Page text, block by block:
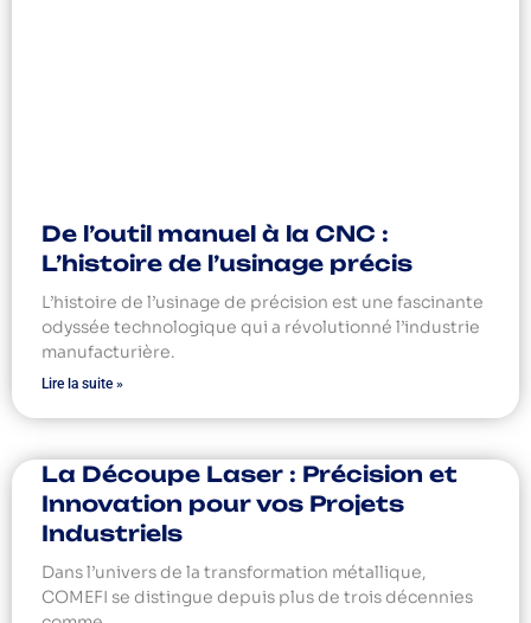
De l’outil manuel à la CNC :
L’histoire de l’usinage précis
L’histoire de l’usinage de précision est une fascinante
odyssée technologique qui a révolutionné l’industrie
manufacturière.
Lire la suite »
La Découpe Laser : Précision et
Innovation pour vos Projets
Industriels
Dans l’univers de la transformation métallique,
COMEFI se distingue depuis plus de trois décennies